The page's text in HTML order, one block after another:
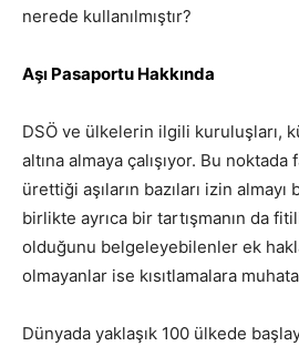
nerede kullanılmıştır?
Aşı Pasaportu Hakkında
DSÖ ve ülkelerin ilgili kuruluşları,
altına almaya çalışıyor. Bu
ürettiği aşıların bazıları izin
birlikte ayrıca bir tartışmanın da
olduğunu belgeleyebilenler ek
olmayanlar ise kısıtlamalara
Dünyada yaklaşık 100 ülkede